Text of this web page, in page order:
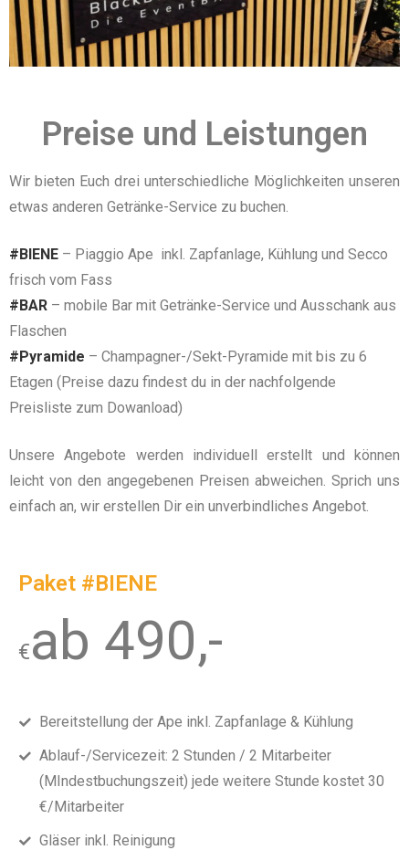
Preise und Leistungen
Wir bieten Euch drei unterschiedliche Möglichkeiten unseren
etwas anderen Getränke-Service zu buchen.
#BIENE – Piaggio Ape inkl. Zapfanlage, Kühlung und Secco
frisch vom Fass
#BAR – mobile Bar mit Getränke-Service und Ausschank aus
Flaschen
#Pyramide – Champagner-/Sekt-Pyramide mit bis zu 6
Etagen (Preise dazu findest du in der nachfolgende
Preisliste zum Dowanload)
Unsere Angebote werden individuell erstellt und können
leicht von den angegebenen Preisen abweichen. Sprich uns
einfach an, wir erstellen Dir ein unverbindliches Angebot.
Paket #BIENE
€ab 490,-
Bereitstellung der Ape inkl. Zapfanlage & Kühlung
Ablauf-/Servicezeit: 2 Stunden / 2 Mitarbeiter
(MIndestbuchungszeit) jede weitere Stunde kostet 30
€/Mitarbeiter
Gläser inkl. Reinigung